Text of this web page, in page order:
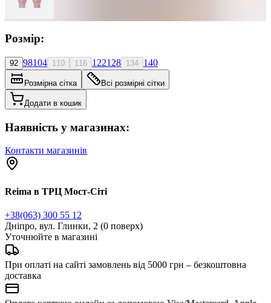
Розмір:
92 98104 110 116 122128 134 140
Розмірна сітка Всі розмірні сітки
Додати в кошик
Наявність у магазинах:
Контакти магазинів
Reima в ТРЦ Мост-Сіті
+38(063) 300 55 12
Дніпро, вул. Глинки, 2 (0 поверх)
Уточнюйте в магазині
При оплаті на сайті замовлень від 5000 грн – безкоштовна
доставка